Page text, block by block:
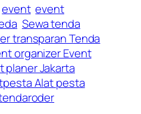
event event
Sewa tenda
transparan Tenda
organizer Event
planer Jakarta
Alat pesta